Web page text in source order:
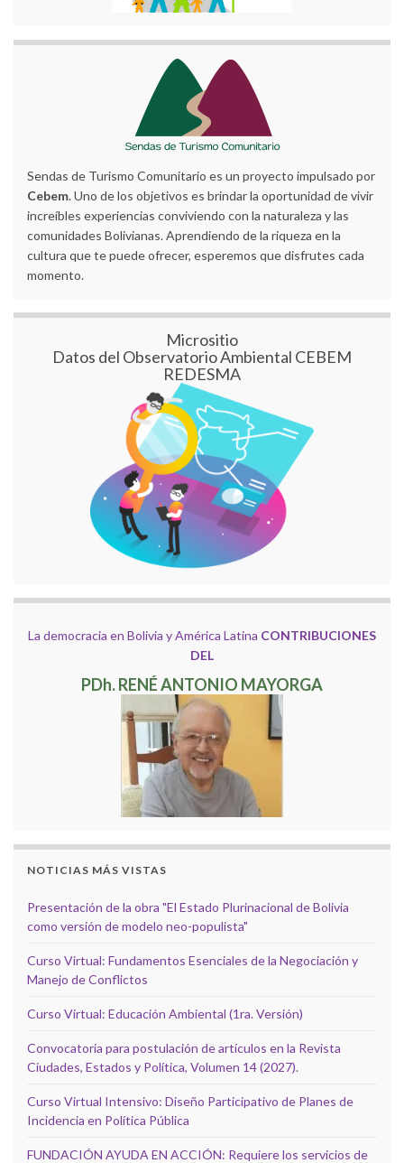
Sendas de Turismo Comunitario es un proyecto impulsado por
Cebem. Uno de los objetivos es brindar la oportunidad de vivir
increíbles experiencias conviviendo con la naturaleza y las
comunidades Bolivianas. Aprendiendo de la riqueza en la
cultura que te puede ofrecer, esperemos que disfrutes cada
momento.
Micrositio
Datos del Observatorio Ambiental CEBEM
REDESMA
La democracia en Bolivia y América Latina CONTRIBUCIONES
DEL
PDh. RENÉ ANTONIO MAYORGA
NOTICIAS MÁS VISTAS
Presentación de la obra "El Estado Plurinacional de Bolivia
como versión de modelo neo-populista"
Curso Virtual: Fundamentos Esenciales de la Negociación y
Manejo de Conflictos
Curso Virtual: Educación Ambiental (1ra. Versión)
Convocatoria para postulación de artículos en la Revista
Ciudades, Estados y Política, Volumen 14 (2027).
Curso Virtual Intensivo: Diseño Participativo de Planes de
Incidencia en Política Pública
FUNDACIÓN AYUDA EN ACCIÓN: Requiere los servicios de